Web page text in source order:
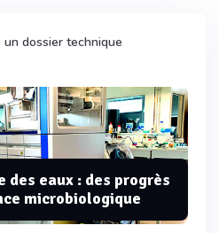
un dossier technique
eaux : des progrès
microbiologique